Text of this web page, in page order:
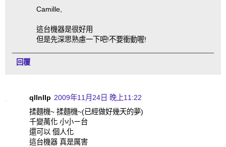
Camille,
這台機器是很好用
但是先深思熟慮一下吧!不要衝動喔!
回覆
qllnllp 2009年11月24日 晚上11:22
揉麵機~ 揉麵機~(已經做好幾天的夢)
千變萬化 小小ㄧ台
還可以 個人化
這台機器 真是厲害